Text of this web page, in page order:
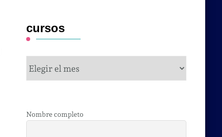
cursos
cursos
Nombre completo